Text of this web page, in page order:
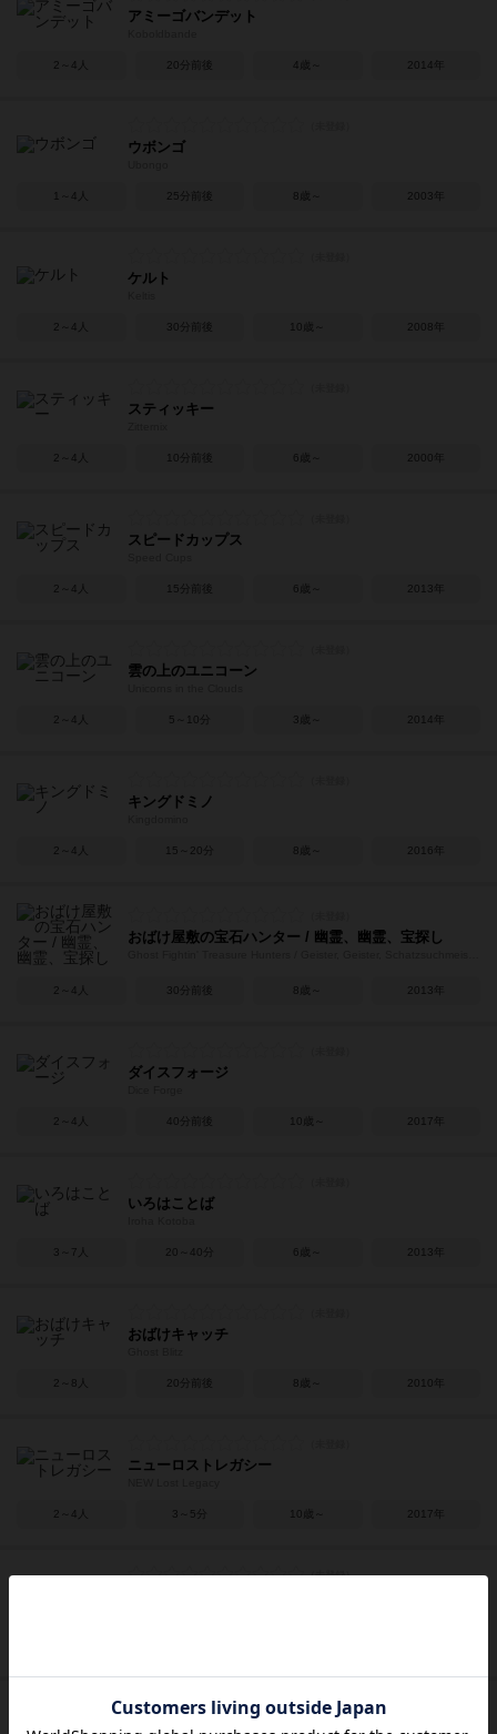
アミーゴバンデット
2～4人 20分前後 4歳～ 2014年
ウボンゴ
1～4人 25分前後 8歳～ 2003年
ケルト
2～4人 30分前後 10歳～ 2008年
スティッキー
2～4人 10分前後 6歳～ 2000年
スピードカップス
2～4人 15分前後 6歳～ 2013年
雲の上のユニコーン
2～4人 5～10分 3歳～ 2014年
キングドミノ
2～4人 15～20分 8歳～ 2016年
おばけ屋敷の宝石ハンター / 幽霊、幽霊、宝探し
2～4人 30分前後 8歳～ 2013年
ダイスフォージ
2～4人 40分前後 10歳～ 2017年
いろはことば
3～7人 20～40分 6歳～ 2013年
おばけキャッチ
2～8人 20分前後 8歳～ 2010年
ニューロストレガシー
2～4人 3～5分 10歳～ 2017年
ズーロレット